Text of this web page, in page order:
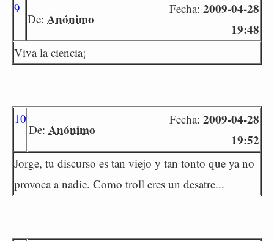
9
De: Anónimo
Fecha: 2009-04-28
19:48
Viva la ciencia¡
10
De: Anónimo
Fecha: 2009-04-28
19:52
Jorge, tu discurso es tan viejo y tan tonto que ya no
provoca a nadie. Como troll eres un desatre...